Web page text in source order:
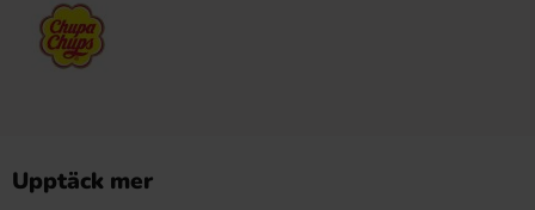
Upptäck mer